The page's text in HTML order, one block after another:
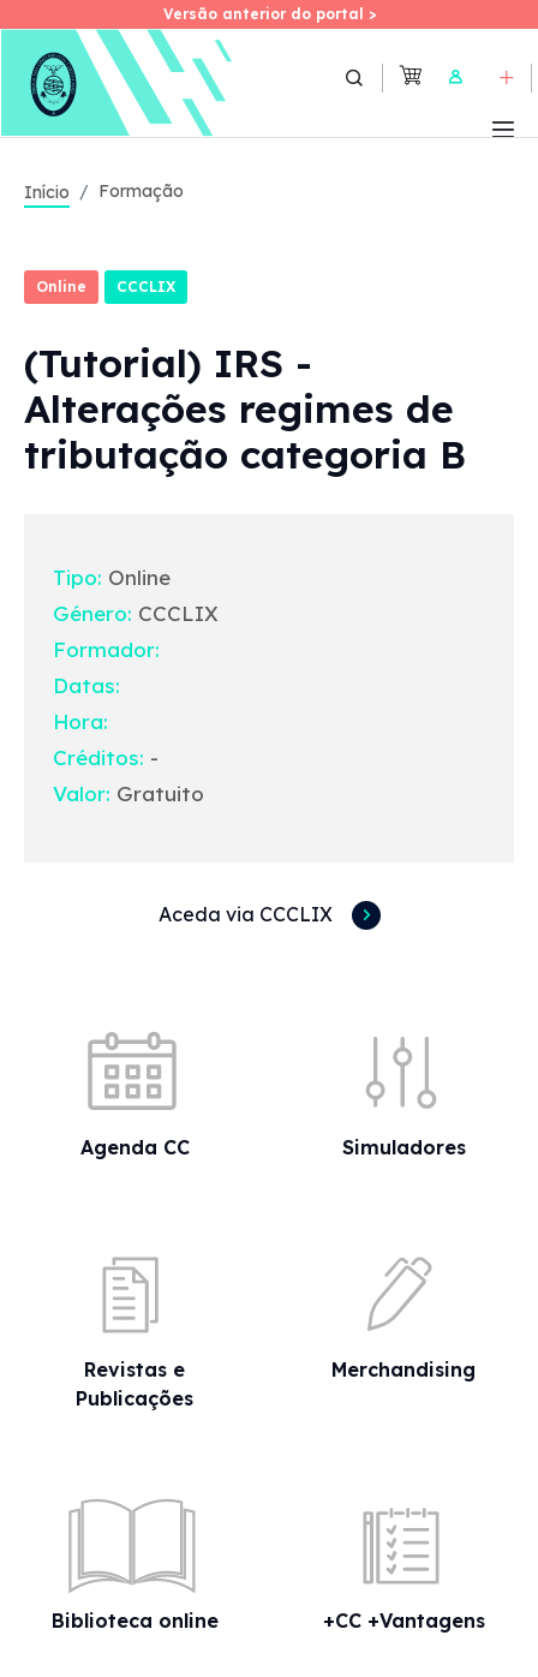
Skip
Versão anterior do portal >
Versão anterior do portal >
User
Início Formação
Online CCCLIX
(Tutorial) IRS -
Alterações regimes de
tributação categoria B
Tipo: Online
Género: CCCLIX
Formador:
Datas:
Hora:
Créditos: -
Valor: Gratuito
Aceda via CCCLIX
Agenda CC Simuladores
Revistas e
Publicações
Merchandising
Biblioteca online +CC +Vantagens